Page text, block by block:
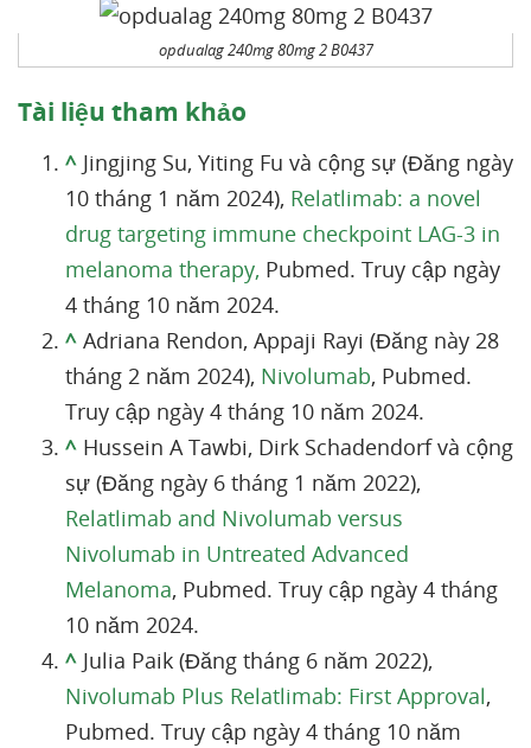
opdualag 240mg 80mg 2 B0437
Tài liệu tham khảo
^ Jingjing Su, Yiting Fu và cộng sự (Đăng ngày
10 tháng 1 năm 2024), Relatlimab: a novel
drug targeting immune checkpoint LAG-3 in
melanoma therapy, Pubmed. Truy cập ngày
4 tháng 10 năm 2024.
^ Adriana Rendon, Appaji Rayi (Đăng này 28
tháng 2 năm 2024), Nivolumab, Pubmed.
Truy cập ngày 4 tháng 10 năm 2024.
^ Hussein A Tawbi, Dirk Schadendorf và cộng
sự (Đăng ngày 6 tháng 1 năm 2022),
Relatlimab and Nivolumab versus
Nivolumab in Untreated Advanced
Melanoma, Pubmed. Truy cập ngày 4 tháng
10 năm 2024.
^ Julia Paik (Đăng tháng 6 năm 2022),
Nivolumab Plus Relatlimab: First Approval,
Pubmed. Truy cập ngày 4 tháng 10 năm